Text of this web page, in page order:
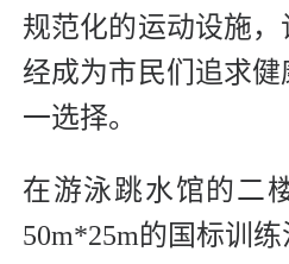
规范化的运动设施
经成为市民们追求
一选择。
在游泳跳水馆的二
50m*25m的国标训